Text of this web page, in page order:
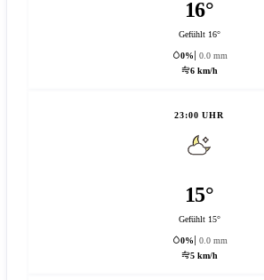
16°
Gefühlt 16°
0%
0.0 mm
6 km/h
23:00 UHR
15°
Gefühlt 15°
0%
0.0 mm
5 km/h